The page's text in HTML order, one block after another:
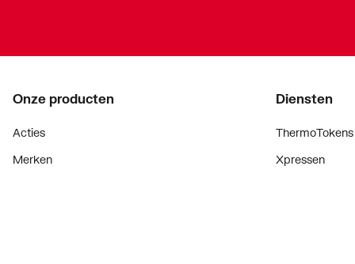
Onze producten
Acties
Merken
Diensten
ThermoTokens
Xpressen